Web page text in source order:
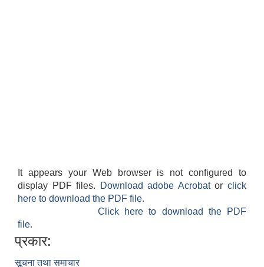
It appears your Web browser is not configured to
display PDF files.
Download adobe Acrobatorclick
here to download the PDF file.
Click here to download the PDF
file.
प्रकार:
सूचना तथा समाचार